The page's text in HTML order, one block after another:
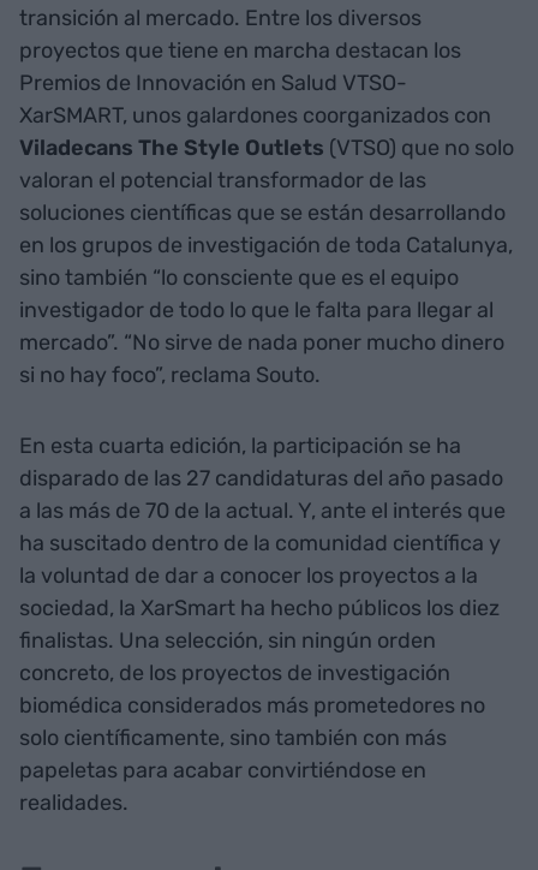
transición al mercado. Entre los diversos
proyectos que tiene en marcha destacan los
Premios de Innovación en Salud VTSO-
XarSMART, unos galardones coorganizados con
Viladecans The Style Outlets (VTSO) que no solo
valoran el potencial transformador de las
soluciones científicas que se están desarrollando
en los grupos de investigación de toda Catalunya,
sino también “lo consciente que es el equipo
investigador de todo lo que le falta para llegar al
mercado”. “No sirve de nada poner mucho dinero
si no hay foco”, reclama Souto.
En esta cuarta edición, la participación se ha
disparado de las 27 candidaturas del año pasado
a las más de 70 de la actual. Y, ante el interés que
ha suscitado dentro de la comunidad científica y
la voluntad de dar a conocer los proyectos a la
sociedad, la XarSmart ha hecho públicos los diez
finalistas. Una selección, sin ningún orden
concreto, de los proyectos de investigación
biomédica considerados más prometedores no
solo científicamente, sino también con más
papeletas para acabar convirtiéndose en
realidades.